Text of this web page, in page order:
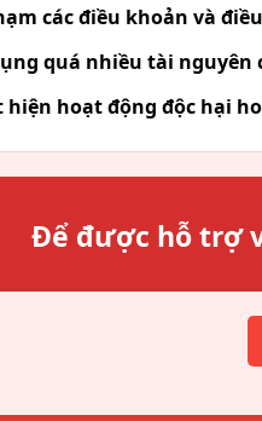
các điều khoản và
quá nhiều tài nguyên
hiện hoạt động độc hại
Để được hỗ trợ